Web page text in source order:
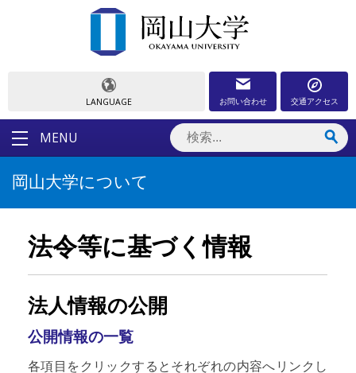
LANGUAGE お問い合わせ 交通アクセス
MENU
岡山大学について
法令等に基づく情報
法人情報の公開
公開情報の一覧
各項目をクリックするとそれぞれの内容へリンクし